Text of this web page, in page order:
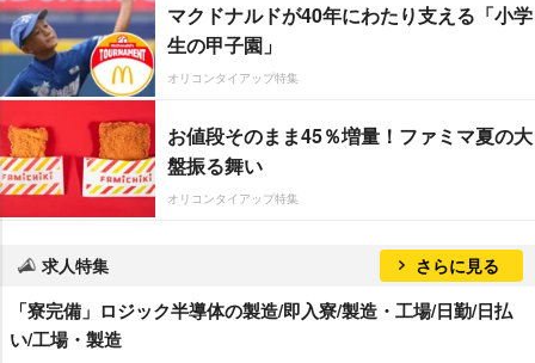
マクドナルドが40年にわたり支える「小学
生の甲子園」
オリコンタイアップ特集
お値段そのまま45％増量！ファミマ夏の大
盤振る舞い
オリコンタイアップ特集
求人特集 さらに見る
「寮完備」ロジック半導体の製造/即入寮/製造・工場/日勤/日払
い/工場・製造